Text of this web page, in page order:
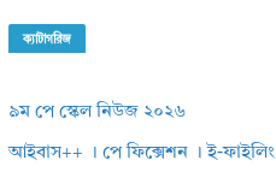
ক্যাটাগরিজ
৯ম পে স্কেল নিউজ ২০২৬
আইবাস++ । পে ফিক্সেশন । ই-ফাইলিং